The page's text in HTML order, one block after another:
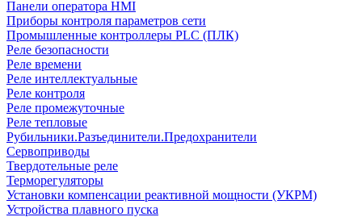
Панели оператора HMI
Приборы контроля параметров сети
Промышленные контроллеры PLC (ПЛК)
Реле безопасности
Реле времени
Реле интеллектуальные
Реле контроля
Реле промежуточные
Реле тепловые
Рубильники.Разъединители.Предохранители
Сервоприводы
Твердотельные реле
Терморегуляторы
Установки компенсации реактивной мощности (УКРМ)
Устройства плавного пуска